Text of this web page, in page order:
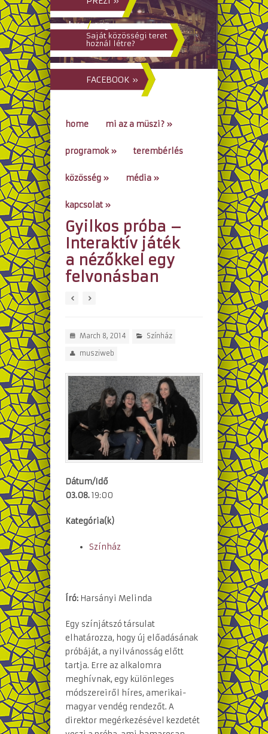
hun/eng
Saját közösségi teret
hoznál létre?
FACEBOOK »
home mi az a müszi? »
programok» terembérlés
közösség » média »
kapcsolat »
go to...
Gyilkos próba –
Interaktív játék
a nézőkkel egy
felvonásban
March 8, 2014 Színház
musziweb
Dátum/Idő
03.08.19:00
Kategória(k)
Színház
Író: Harsányi Melinda
Egy színjátszó társulat
elhatározza, hogy új előadásának
próbáját, a nyilvánosság előtt
tartja. Erre az alkalomra
meghívnak, egy különleges
módszereiről híres, amerikai-
magyar vendég rendezőt. A
direktor megérkezésével kezdetét